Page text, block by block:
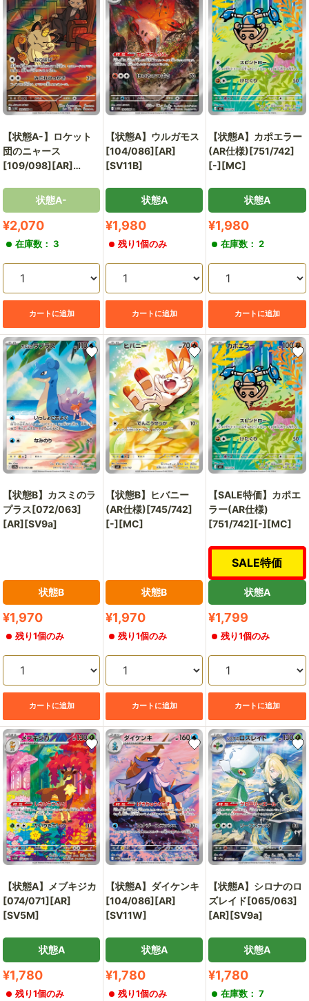
【状態A-】ロケット
団のニャース
[109/098][AR]
状態A-
販
価
格
¥2,070
在庫数： 3
カートに追加
【状態A】ウルガモス
[104/086][AR]
[SV11B]
状態A
販
価
格
¥1,980
残り1個のみ
カートに追加
【状態A】カポエラー
(AR仕様)[751/742]
[-][MC]
状態A
販
価
格
¥1,980
在庫数： 2
カートに追加
【状態B】カスミのラ
プラス[072/063]
[AR][SV9a]
状態B
販
価
格
¥1,970
残り1個のみ
カートに追加
【状態B】ヒバニー
(AR仕様)[745/742]
[-][MC]
状態B
販
価
格
¥1,970
残り1個のみ
カートに追加
【SALE特価】カポエ
ラー(AR仕様)
[751/742][-][MC]
SALE特価
状態A
販
価
格
¥1,799
残り1個のみ
カートに追加
【状態A】メブキジカ
[074/071][AR]
[SV5M]
状態A
販
¥1,780
残り1個のみ
【状態A】ダイケンキ
[104/086][AR]
[SV11W]
状態A
販
¥1,780
残り1個のみ
【状態A】シロナのロ
ズレイド[065/063]
[AR][SV9a]
状態A
販
¥1,780
在庫数： 7